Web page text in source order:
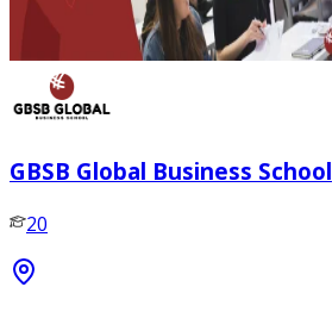
GBSB Global Business School
20